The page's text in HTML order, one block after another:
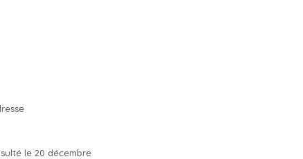
le 20 décembre